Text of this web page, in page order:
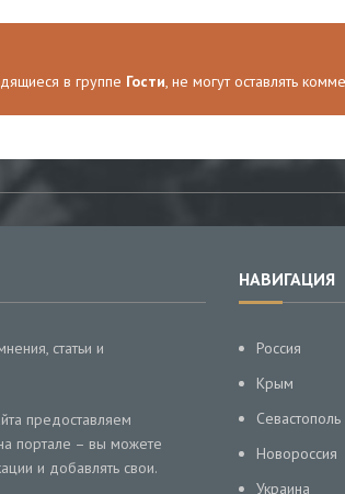
в группе Гости, не могут оставлять
статьи и
предоставляем
портале – вы можете
и добавлять свои.
НАВИГАЦИЯ
Россия
Крым
Севастополь
Новороссия
Украина